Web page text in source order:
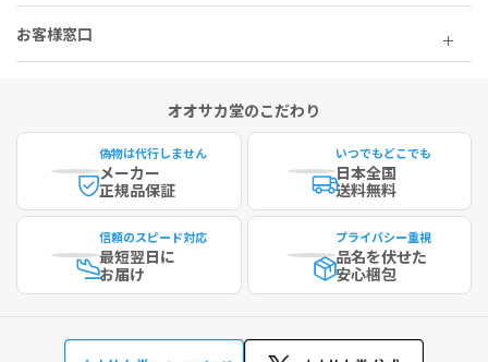
お客様窓口
オオサカ堂のこだわり
偽物は代行しません
メーカー
正規品保証
いつでもどこでも
日本全国
送料無料
信頼のスピード対応
最短翌日に
お届け
プライバシー重視
品名を伏せた
安心梱包